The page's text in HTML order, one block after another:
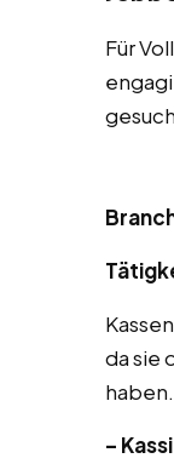
Für
da sie
–